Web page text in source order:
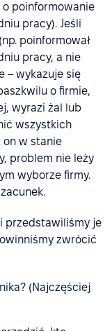
poinformowanie
pracy). Jeśli
poinformował
pracy, a nie
– wykazuje się
o firmie,
wyrazi żal lub
wszystkich
on w stanie
problem nie leży
wyborze firmy.
przedstawiliśmy je
zwrócić
(Najczęściej